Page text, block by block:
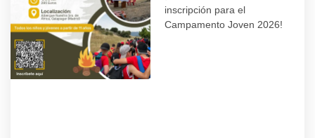
inscripción para el
Campamento Joven 2026!